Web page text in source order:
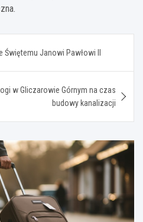
Janowi Pawłowi II
w Gliczarowie Górnym na czas
budowy kanalizacji